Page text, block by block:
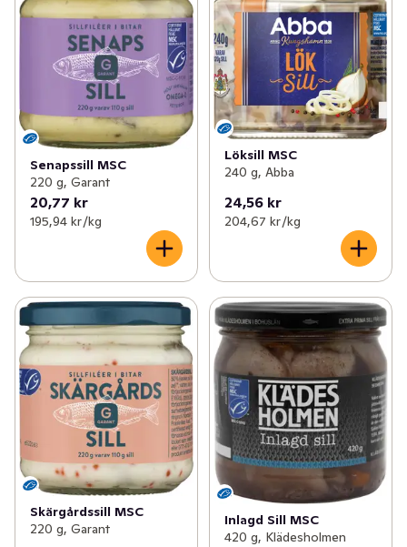
Senapssill MSC
220 g, Garant
20,77 kr
195,94 kr /kg
Löksill MSC
240 g, Abba
24,56 kr
204,67 kr /kg
Skärgårdssill MSC
220 g, Garant
Inlagd Sill MSC
420 g, Klädesholmen